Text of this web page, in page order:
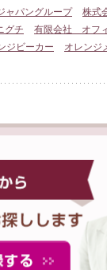
ャパングループ 株式
グチ 有限会社 オフ
ジビーカー
オレンジ